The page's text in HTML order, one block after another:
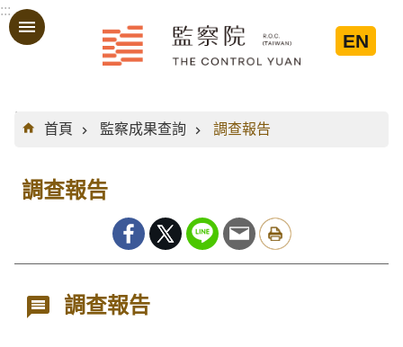
跳到主要內容區塊
:::
EN
:::
首頁
監察成果查詢 調查報告
調查報告
調查報告